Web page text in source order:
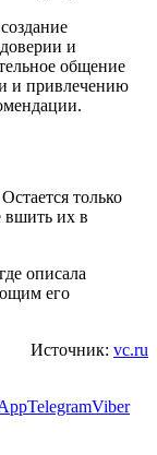
и
общение
и привлечению
только
вшить их в
описала
его
Источник: vc.ru
TelegramViber